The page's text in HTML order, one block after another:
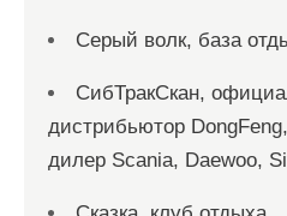
Серый волк, база
СибТракСкан,
дистрибьютор
дилер Scania, Daewoo,